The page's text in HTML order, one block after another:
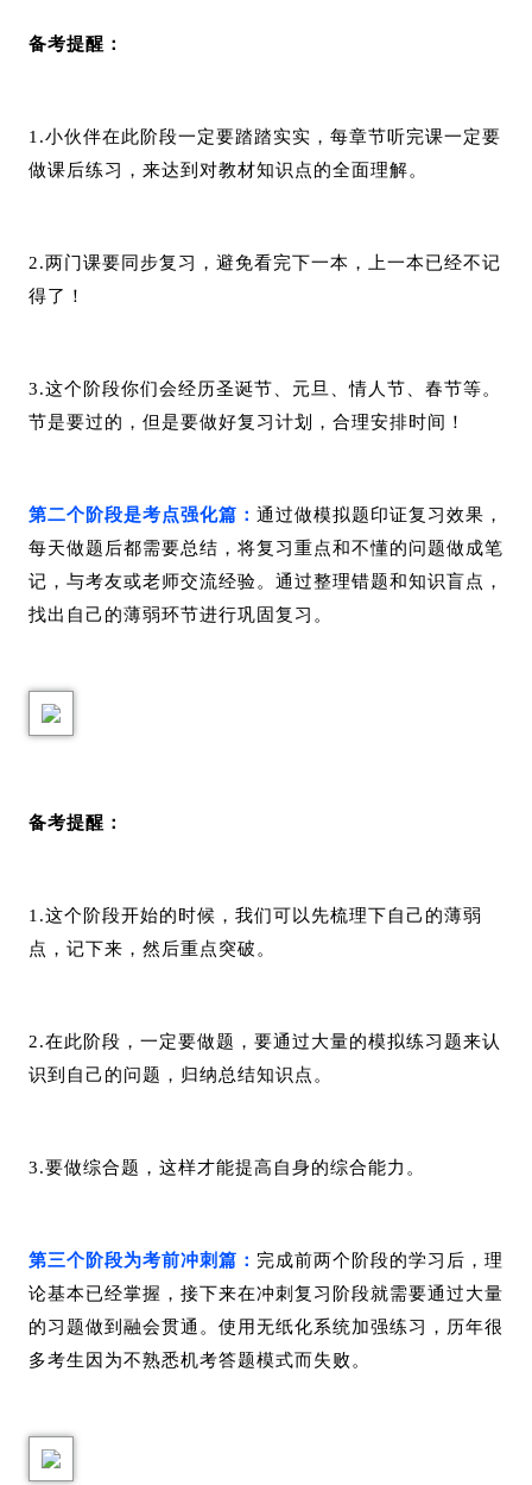
备考提醒：
1.小伙伴在此阶段一定要踏踏实实，每章节听完课一定要
做课后练习，来达到对教材知识点的全面理解。
2.两门课要同步复习，避免看完下一本，上一本已经不记
得了！
3.这个阶段你们会经历圣诞节、元旦、情人节、春节等。
节是要过的，但是要做好复习计划，合理安排时间！
第二个阶段是考点强化篇： 通过做模拟题印证复习效果，
每天做题后都需要总结，将复习重点和不懂的问题做成笔
记，与考友或老师交流经验。通过整理错题和知识盲点，
找出自己的薄弱环节进行巩固复习。
备考提醒：
1.这个阶段开始的时候，我们可以先梳理下自己的薄弱
点，记下来，然后重点突破。
2.在此阶段，一定要做题，要通过大量的模拟练习题来认
识到自己的问题，归纳总结知识点。
3.要做综合题，这样才能提高自身的综合能力。
第三个阶段为考前冲刺篇： 完成前两个阶段的学习后，理
论基本已经掌握，接下来在冲刺复习阶段就需要通过大量
的习题做到融会贯通。使用无纸化系统加强练习，历年很
多考生因为不熟悉机考答题模式而失败。